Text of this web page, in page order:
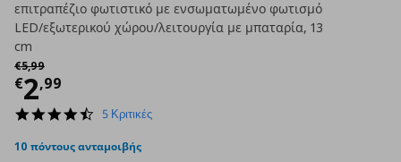
επιτραπέζιο φωτιστικό με ενσωματωμένο φωτισμό
LED/εξωτερικού χώρου/λειτουργία με μπαταρία, 13
cm
€5,99
Αρχική τιμή
€2,99
Τρέχουσα τιμή
4.4
rating
5 Κριτικές
10 πόντους ανταμοιβής